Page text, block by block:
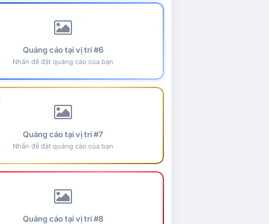
Quảng cáo tại vị trí #6
Nhấn để đặt quảng cáo của bạn
Quảng cáo tại vị trí #7
Nhấn để đặt quảng cáo của bạn
Quảng cáo tại vị trí #8